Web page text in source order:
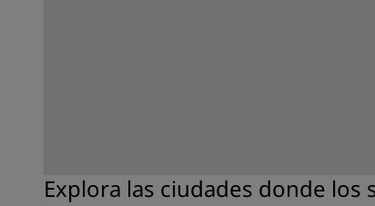
Explora las ciudades donde los